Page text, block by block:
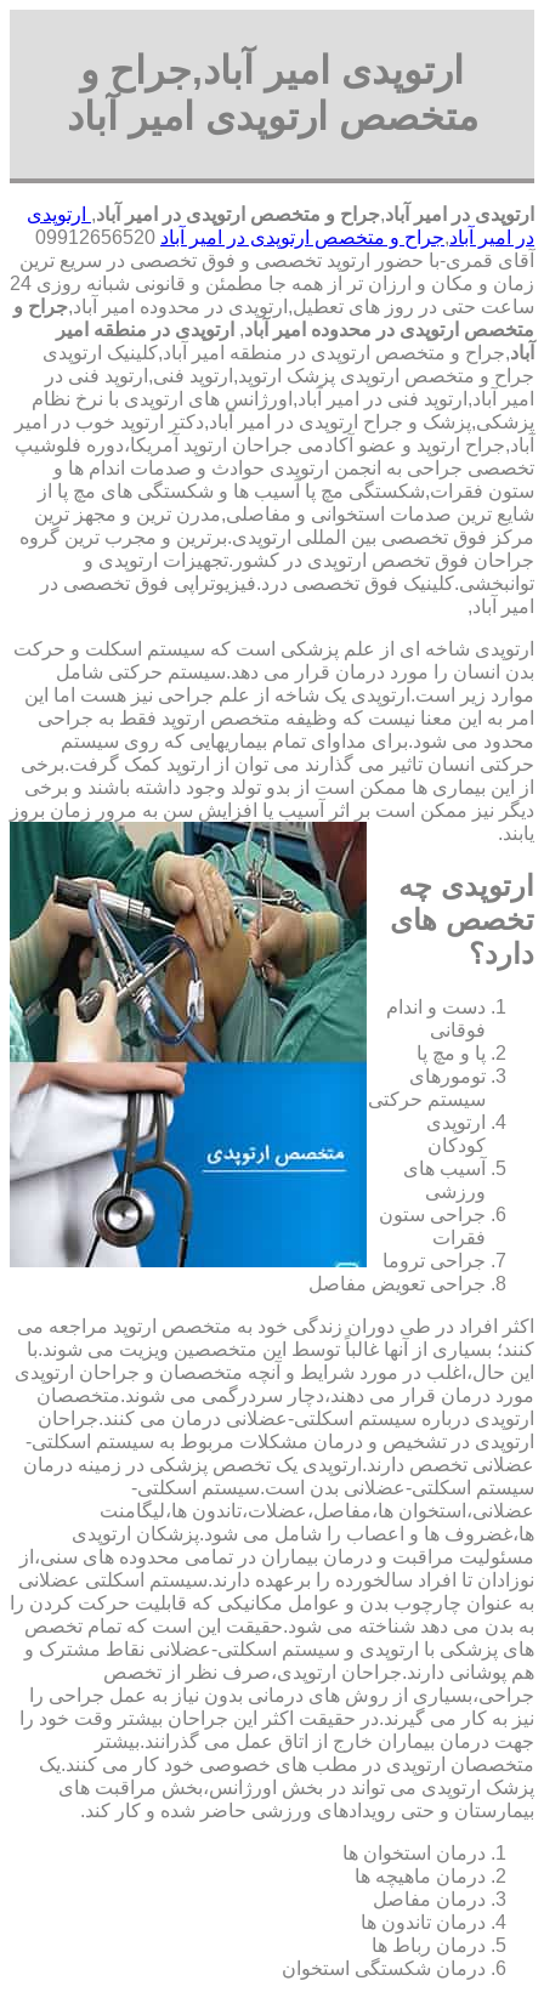
ارتوپدی امیر آباد,جراح و
متخصص ارتوپدی امیر آباد
ارتوپدی در امیر آباد,جراح و متخصص ارتوپدی در امیر آباد, ارتوپدی
در امیر آباد,جراح و متخصص ارتوپدی در امیر آباد 09912656520
آقای قمری-با حضور ارتوپد تخصصی و فوق تخصصی در سریع ترین
زمان و مکان و ارزان تر از همه جا مطمئن و قانونی شبانه روزی 24
ساعت حتی در روز های تعطیل,ارتوپدی در محدوده امیر آباد,جراح و
متخصص ارتوپدی در محدوده امیر آباد, ارتوپدی در منطقه امیر
آباد,جراح و متخصص ارتوپدی در منطقه امیر آباد,کلینیک ارتوپدی
جراح و متخصص ارتوپدی پزشک ارتوپد,ارتوپد فنی,ارتوپد فنی در
امیر آباد,ارتوپد فنی در امیر آباد,اورژانس های ارتوپدی با نرخ نظام
پزشکی,پزشک و جراح ارتوپدی در امیر آباد,دکتر ارتوپد خوب در امیر
آباد,جراح ارتوپد و عضو آکادمی جراحان ارتوپد آمریکا،دوره فلوشیپ
تخصصی جراحی به انجمن ارتوپدی حوادث و صدمات اندام ها و
ستون فقرات,شکستگی مچ پا آسیب ها و شکستگی های مچ پا از
شایع ترین صدمات استخوانی و مفاصلی,مدرن ترین و مجهز ترین
مرکز فوق تخصصی بین المللی ارتوپدی.برترین ‏و ‏مجرب ‏ترین ‏گروه
‏جراحان ‏فوق ‏تخصص ‏ارتوپدی ‏در ‏کشور.تجهیزات ارتوپدی و
توانبخشی.کلینیک فوق تخصصی درد.فیزیوتراپی فوق تخصصی در
امیر آباد,
ارتوپدی شاخه ای از علم پزشکی است که سیستم اسکلت و حرکت
بدن انسان را مورد درمان قرار می دهد.سیستم حرکتی شامل
موارد زیر است.ارتوپدی یک شاخه از علم جراحی نیز هست اما این
امر به این معنا نیست که وظیفه متخصص ارتوپد فقط به جراحی
محدود می شود.برای مداوای تمام بیماریهایی که روی سیستم
حرکتی انسان تاثیر می گذارند می توان از ارتوپد کمک گرفت.برخی
از این بیماری ها ممکن است از بدو تولد وجود داشته باشند و برخی
دیگر نیز ممکن است بر اثر آسیب یا افزایش سن به مرور زمان بروز
یابند.
ارتوپدی چه
تخصص های
دارد؟
دست و اندام
فوقانی
پا و مچ پا
تومورهای
سیستم حرکتی
ارتوپدی
کودکان
آسیب های
ورزشی
جراحی ستون
فقرات
جراحی تروما
جراحی تعویض مفاصل
اکثر افراد در طی دوران زندگی خود به متخصص ارتوپد مراجعه می
کنند؛ بسیاری از آنها غالباً توسط این متخصصین ویزیت می شوند.با
این حال،اغلب در مورد شرایط و آنچه متخصصان و جراحان ارتوپدی
مورد درمان قرار می دهند،دچار سردرگمی می شوند.متخصصان
ارتوپدی درباره سیستم اسکلتی-عضلانی درمان می کنند.جراحان
ارتوپدی در تشخیص و درمان مشکلات مربوط به سیستم اسکلتی-
عضلانی تخصص دارند.ارتوپدی یک تخصص پزشکی در زمینه درمان
سیستم اسکلتی-عضلانی بدن است.سیستم اسکلتی-
عضلانی،استخوان ها،مفاصل،عضلات،تاندون ها،لیگامنت
ها،غضروف ها و اعصاب را شامل می شود.پزشکان ارتوپدی
مسئولیت مراقبت و درمان بیماران در تمامی محدوده های سنی،از
نوزادان تا افراد سالخورده را برعهده دارند.سیستم اسکلتی عضلانی
به عنوان چارچوب بدن و عوامل مکانیکی که قابلیت حرکت کردن را
به بدن می دهد شناخته می شود.حقیقت این است که تمام تخصص
های پزشکی با ارتوپدی و سیستم اسکلتی-عضلانی نقاط مشترک و
هم پوشانی دارند.جراحان ارتوپدی،صرف نظر از تخصص
جراحی،بسیاری از روش های درمانی بدون نیاز به عمل جراحی را
نیز به کار می گیرند.در حقیقت اکثر این جراحان بیشتر وقت خود را
جهت درمان بیماران خارج از اتاق عمل می گذرانند.بیشتر
متخصصان ارتوپدی در مطب های خصوصی خود کار می کنند.یک
پزشک ارتوپدی می تواند در بخش اورژانس،بخش مراقبت های
بیمارستان و حتی رویدادهای ورزشی حاضر شده و کار کند.
درمان استخوان ها
درمان ماهیچه ها
درمان مفاصل
درمان تاندون ها
درمان رباط ها
درمان شکستگی استخوان